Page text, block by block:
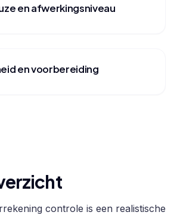
en afwerkingsniveau
en voorbereiding
controle is een realistische